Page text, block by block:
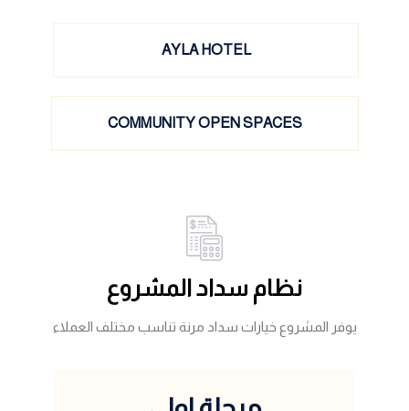
AYLA HOTEL
COMMUNITY OPEN SPACES
نظام سداد المشروع
يوفر المشروع خيارات سداد مرنة تناسب مختلف العملاء